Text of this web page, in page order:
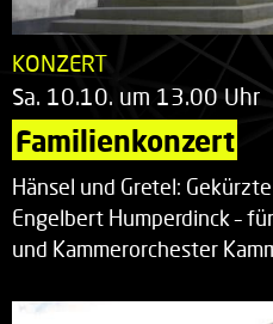
KONZERT
Sa. 10.10. um 13.00 Uhr
Familienkonzert
Hänsel und Gretel:
Engelbert Humperdinck –
und Kammerorchester